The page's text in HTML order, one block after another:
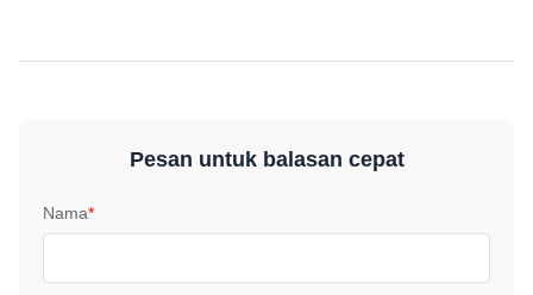
Pesan untuk balasan cepat
Nama*